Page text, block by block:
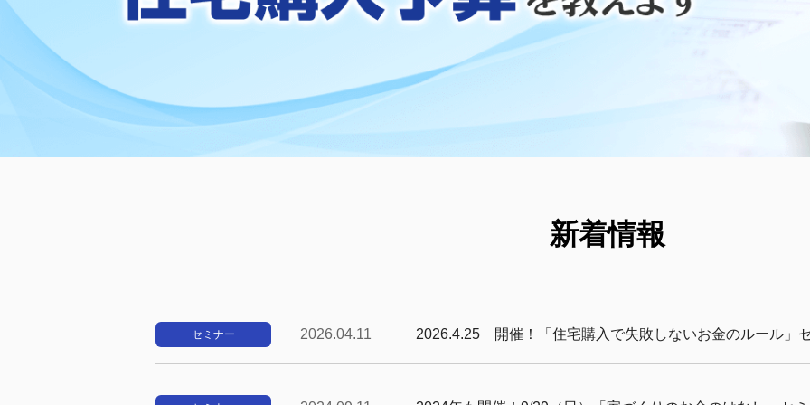
新着情報
セミナー 2026.04.11 2026.4.25 開催！「住宅購入で失敗しないお金のルール」